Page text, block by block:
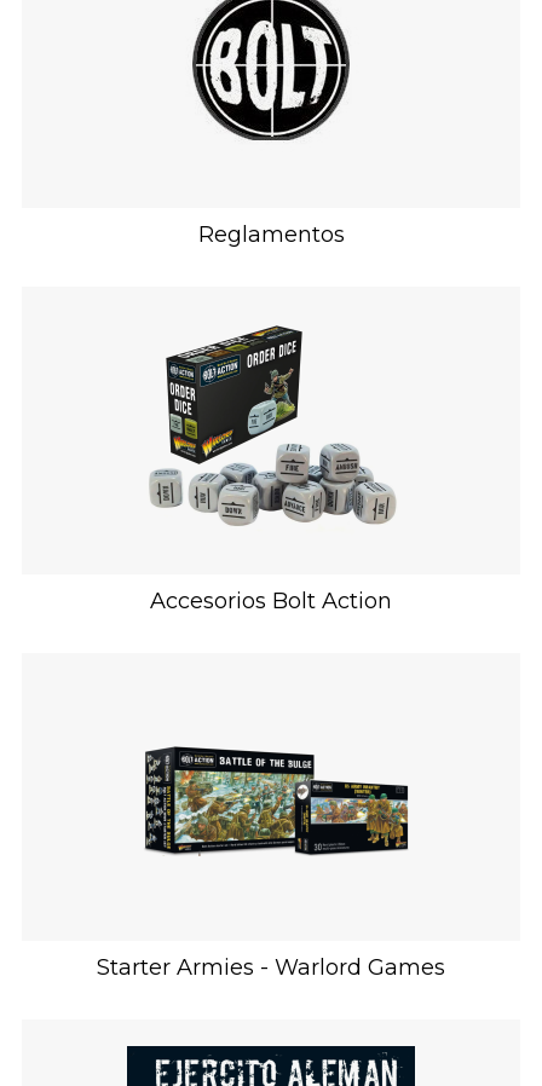
Reglamentos
Accesorios Bolt Action
Starter Armies - Warlord Games